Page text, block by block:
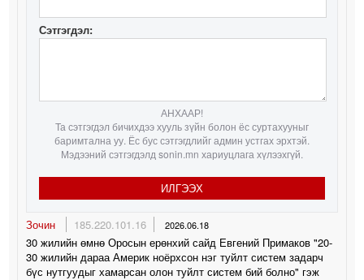
Сэтгэгдэл:
АНХААР!
Та сэтгэгдэл бичихдээ хууль зүйн болон ёс суртахууныг
баримтална уу. Ёс бус сэтгэгдлийг админ устгах эрхтэй.
Мэдээний сэтгэгдэлд sonin.mn хариуцлага хүлээхгүй.
ИЛГЭЭХ
Зочин 185.220.101.16 2026.06.18
30 жилийн өмнө Оросын ерөнхий сайд Евгений Примаков "20-
30 жилийн дараа Америк ноёрхсон нэг туйлт систем задарч
бүс нутгуудыг хамарсан олон туйлт систем бий болно" гэж